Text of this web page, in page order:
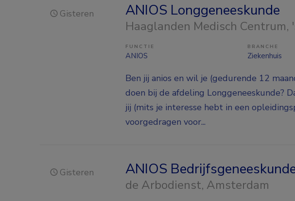
Gisteren ANIOS Longgeneeskunde
Haaglanden Medisch Centrum,
FUNCTIE
ANIOS
BRANCHE
Ziekenhuis
Ben jij anios en wil je (gedurende 12
doen bij de afdeling Longgeneeskunde?
jij (mits je interesse hebt in een
voorgedragen voor...
Gisteren ANIOS
de Arbodienst, Amsterdam